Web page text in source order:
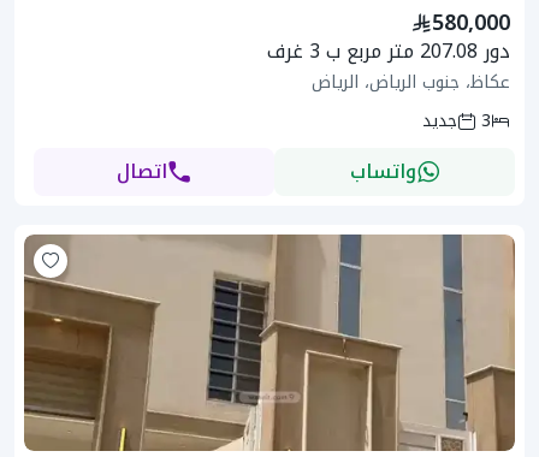
580,000
دور 207.08 متر مربع ب 3 غرف
عكاظ، جنوب الرياض، الرياض
3
جديد
واتساب اتصال